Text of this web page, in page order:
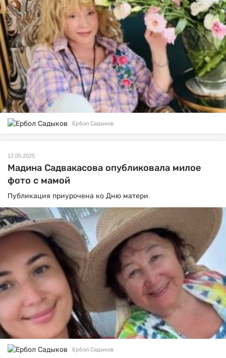
Ербол Садыков
12.05.2025
Мадина Садвакасова опубликовала милое
фото с мамой
Публикация приурочена ко Дню матери.
Ербол Садыков